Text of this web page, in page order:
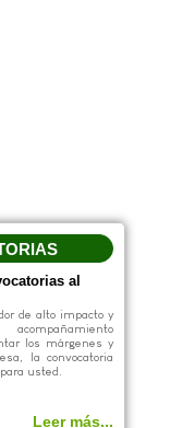
al
de alto impacto y
los márgenes y
la convocatoria
usted.
Leer más...